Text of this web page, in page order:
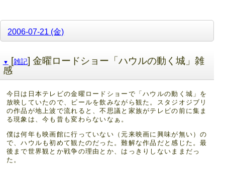
2006-07-21 (金)
▼ [雑記] 金曜ロードショー「ハウルの動く城」雑
感
今日は日本テレビの金曜ロードショーで「ハウルの動く城」を
放映していたので、ビールを飲みながら観た。スタジオジブリ
の作品が地上波で流れると、不思議と家族がテレビの前に集ま
る現象は、今も昔も変わらないなぁ。
僕は何年も映画館に行っていない（元来映画に興味が無い）の
で、ハウルも初めて観たのだった。難解な作品だと感じた。最
後まで世界観とか戦争の理由とか、はっきりしないままだっ
た。